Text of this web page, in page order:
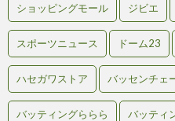
ショッピングモール ジビエ
スポーツニュース ドーム23
ハセガワストア バッセンチェ
バッティングららら バッティ